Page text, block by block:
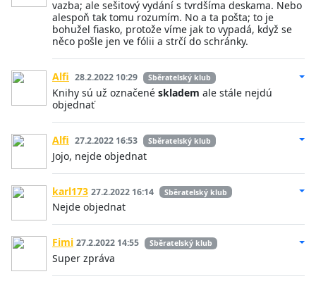
vazba; ale sešitový vydání s tvrdšíma deskama. Nebo
alespoň tak tomu rozumím. No a ta pošta; to je
bohužel fiasko, protože víme jak to vypadá, když se
něco pošle jen ve fólii a strčí do schránky.
Alfi 28.2.2022 10:29 Sběratelský klub
Knihy sú už označené skladem ale stále nejdú
objednať
Alfi 27.2.2022 16:53 Sběratelský klub
Jojo, nejde objednat
karl173 27.2.2022 16:14 Sběratelský klub
Nejde objednat
Fimi 27.2.2022 14:55 Sběratelský klub
Super zpráva